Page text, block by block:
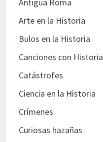
Antigua Roma
Arte en la Historia
Bulos en la Historia
Canciones con Historia
Catástrofes
Ciencia en la Historia
Crímenes
Curiosas hazañas